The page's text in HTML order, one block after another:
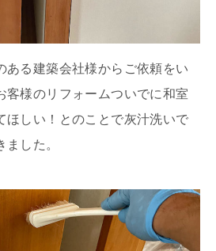
ある建築会社様からご依頼をい
客様のリフォームついでに和室
ほしい！とのことで灰汁洗いで
した。